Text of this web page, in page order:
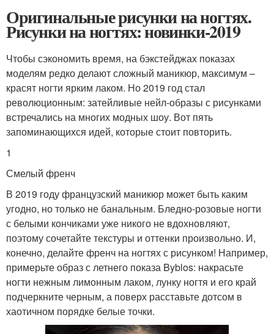
Оригинальные рисунки на ногтях.
Рисунки на ногтях: новинки-2019
Чтобы сэкономить время, на бэкстейджах показах
моделям редко делают сложный маникюр, максимум –
красят ногти ярким лаком. Но 2019 год стал
революционным: затейливые нейл-образы с рисунками
встречались на многих модных шоу. Вот пять
запоминающихся идей, которые стоит повторить.
1
Смелый френч
В 2019 году французский маникюр может быть каким
угодно, но только не банальным. Бледно-розовые ногти
с белыми кончиками уже никого не вдохновляют,
поэтому сочетайте текстуры и оттенки произвольно. И,
конечно, делайте френч на ногтях с рисунком! Например,
примерьте образ с летнего показа Byblos: накрасьте
ногти нежным лимонным лаком, лунку ногтя и его край
подчеркните черным, а поверх расставьте дотсом в
хаотичном порядке белые точки.